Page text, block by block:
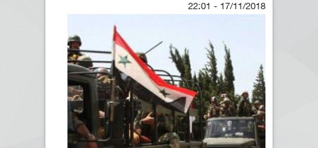
17/11/2018 - 22:01